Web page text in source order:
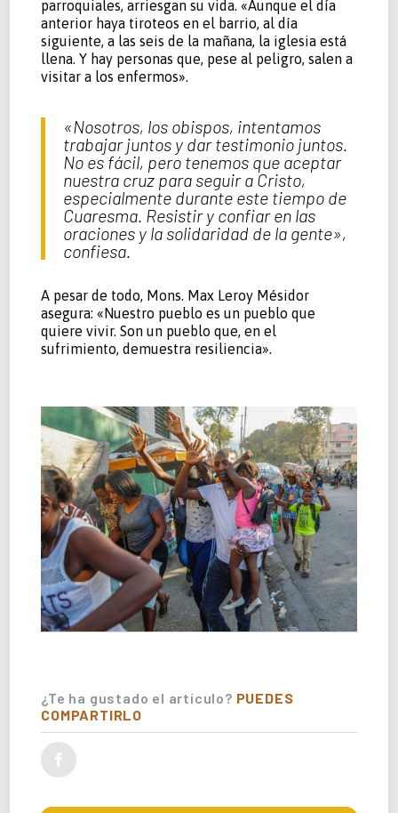
parroquiales, arriesgan su vida. «Aunque el día
anterior haya tiroteos en el barrio, al día
siguiente, a las seis de la mañana, la iglesia está
llena. Y hay personas que, pese al peligro, salen a
visitar a los enfermos».
«Nosotros, los obispos, intentamos
trabajar juntos y dar testimonio juntos.
No es fácil, pero tenemos que aceptar
nuestra cruz para seguir a Cristo,
especialmente durante este tiempo de
Cuaresma. Resistir y confiar en las
oraciones y la solidaridad de la gente»,
confiesa.
A pesar de todo, Mons. Max Leroy Mésidor
asegura: «Nuestro pueblo es un pueblo que
quiere vivir. Son un pueblo que, en el
sufrimiento, demuestra resiliencia».
¿Te ha gustado el artículo? PUEDES
COMPARTIRLO